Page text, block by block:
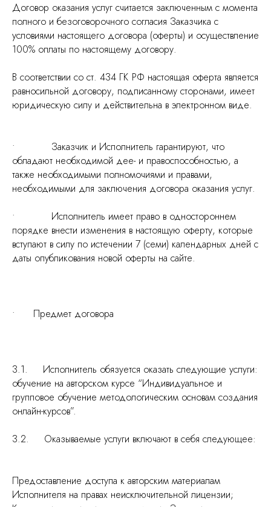
Договор оказания услуг считается заключенным с момента
полного и безоговорочного согласия Заказчика с
условиями настоящего договора (оферты) и осуществление
100% оплаты по настоящему договору.
В соответствии со ст. 434 ГК РФ настоящая оферта является
равносильной договору, подписанному сторонами, имеет
юридическую силу и действительна в электронном виде.
• Заказчик и Исполнитель гарантируют, что
обладают необходимой дее- и правоспособностью, а
также необходимыми полномочиями и правами,
необходимыми для заключения договора оказания услуг.
• Исполнитель имеет право в одностороннем
порядке внести изменения в настоящую оферту, которые
вступают в силу по истечении 7 (семи) календарных дней с
даты опубликования новой оферты на сайте.
• Предмет договора
3.1. Исполнитель обязуется оказать следующие услуги:
обучение на авторском курсе “Индивидуальное и
групповое обучение методологическим основам создания
онлайн-курсов”.
3.2. Оказываемые услуги включают в себя следующее:
Предоставление доступа к авторским материалам
Исполнителя на правах неисключительной лицензии;